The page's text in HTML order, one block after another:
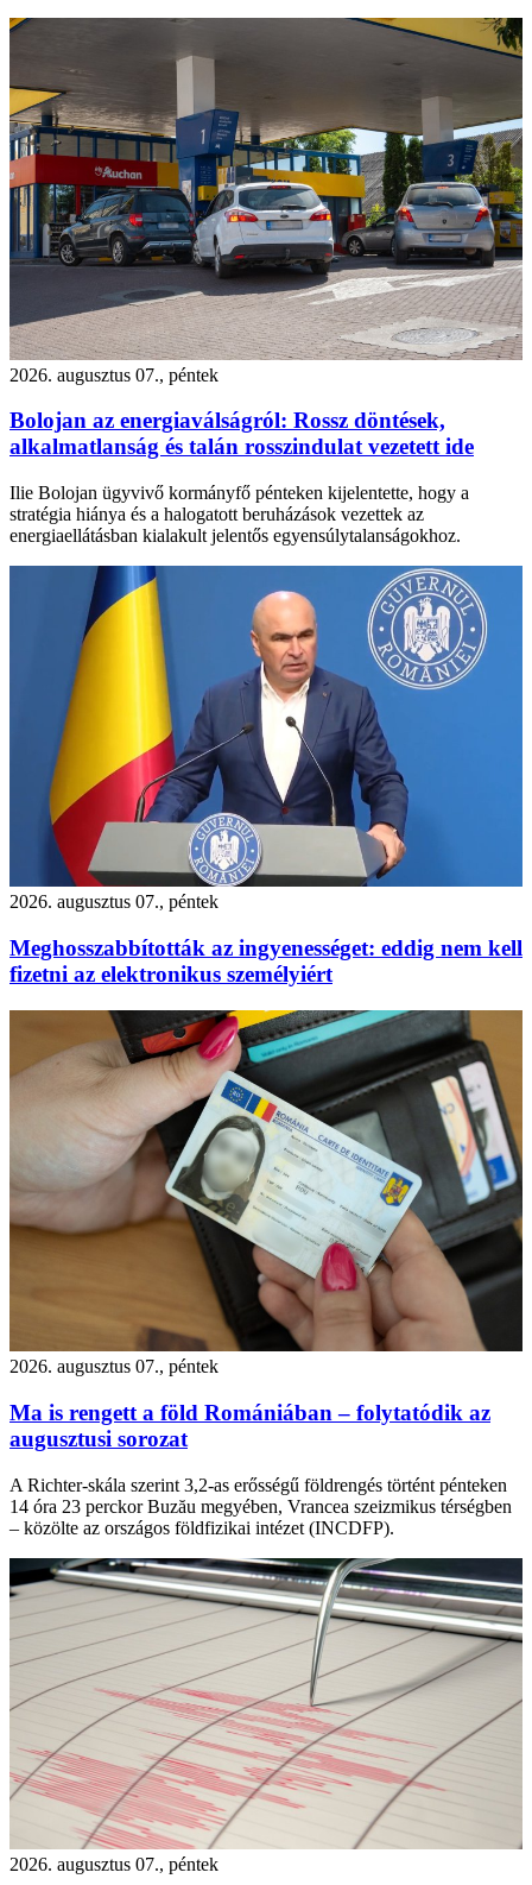
2026. augusztus 07., péntek
Bolojan az energiaválságról: Rossz döntések,
alkalmatlanság és talán rosszindulat vezetett ide
Ilie Bolojan ügyvivő kormányfő pénteken kijelentette, hogy a
stratégia hiánya és a halogatott beruházások vezettek az
energiaellátásban kialakult jelentős egyensúlytalanságokhoz.
2026. augusztus 07., péntek
Meghosszabbították az ingyenességet: eddig nem kell
fizetni az elektronikus személyiért
2026. augusztus 07., péntek
Ma is rengett a föld Romániában – folytatódik az
augusztusi sorozat
A Richter-skála szerint 3,2-as erősségű földrengés történt pénteken
14 óra 23 perckor Buzău megyében, Vrancea szeizmikus térségben
– közölte az országos földfizikai intézet (INCDFP).
2026. augusztus 07., péntek